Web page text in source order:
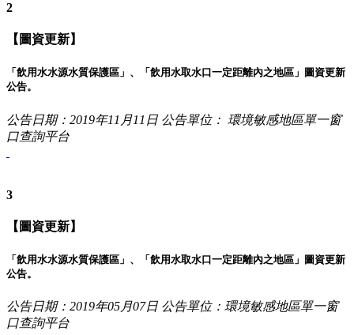
2
【圖資更新】
「飲用水水源水質保護區」、「飲用水取水口一定距離內之地區」圖資更新
公告。
公告日期：2019年11月11日 公告單位： 環境敏感地區單一窗
口查詢平台
3
【圖資更新】
「飲用水水源水質保護區」、「飲用水取水口一定距離內之地區」圖資更新
公告。
公告日期：2019年05月07日 公告單位：環境敏感地區單一窗
口查詢平台